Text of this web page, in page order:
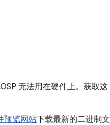
无法用在硬件上。获取这
预览网站下载最新的二进制文